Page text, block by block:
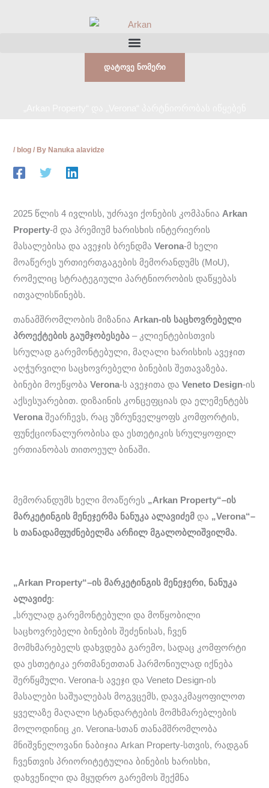
Დატოვე Ნომერი
/ blog / By Nanuka alavidze
2025 წლის 4 ივლისს, უძრავი ქონების კომპანია Arkan
Property-მ და პრემიუმ ხარისხის ინტერიერის
მასალებისა და ავეჯის ბრენდმაVerona-მ ხელი
მოაწერეს ურთიერთგაგების მემორანდუმს (MoU),
რომელიც სტრატეგიული პარტნიორობის დაწყებას
ითვალისწინებს.
თანამშრომლობის მიზანიაArkan-ის საცხოვრებელი
პროექტების გაუმჯობესება – კლიენტებისთვის
სრულად გარემონტებული, მაღალი ხარისხის ავეჯით
აღჭურვილი საცხოვრებელი ბინების შეთავაზება.
ბინები მოეწყობაVerona-ს ავეჯითა დაVeneto Design-ის
აქსესუარებით. დიზაინის კონცეფციას და ელემენტებს
Veronaშეარჩევს, რაც უზრუნველყოფს კომფორტის,
ფუნქციონალურობისა და ესთეტიკის სრულყოფილ
ერთიანობას თითოეულ ბინაში.
მემორანდუმს ხელი მოაწერეს „Arkan Property“–ის
მარკეტინგის მენეჯერმა ნანუკა ალავიძემ და „Verona“–
ს თანადამფუძნებელმა არჩილ მგალობლიშვილმა.
„Arkan Property“–ის მარკეტინგის მენეჯერი, ნანუკა
ალავიძე:
„სრულად გარემონტებული და მოწყობილი
საცხოვრებელი ბინების შეძენისას, ჩვენ
მომხმარებელს დახვდება გარემო, სადაც კომფორტი
და ესთეტიკა ერთმანეთთან ჰარმონიულად იქნება
შერწყმული. Verona-ს ავეჯი და Veneto Design-ის
მასალები საშუალებას მოგვცემს, დავაკმაყოფილოთ
ყველაზე მაღალი სტანდარტების მომხმარებლების
მოლოდინიც კი. Verona-სთან თანამშრომლობა
მნიშვნელოვანი ნაბიჯია Arkan Property-სთვის, რადგან
ჩვენთვის პრიორიტეტულია ბინების ხარისხი,
დახვეწილი და მყუდრო გარემოს შექმნა